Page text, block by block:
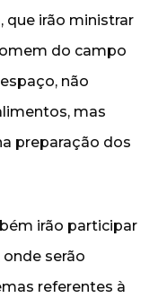
que irão ministrar
do campo
não
mas
preparação dos
irão participar
serão
referentes à